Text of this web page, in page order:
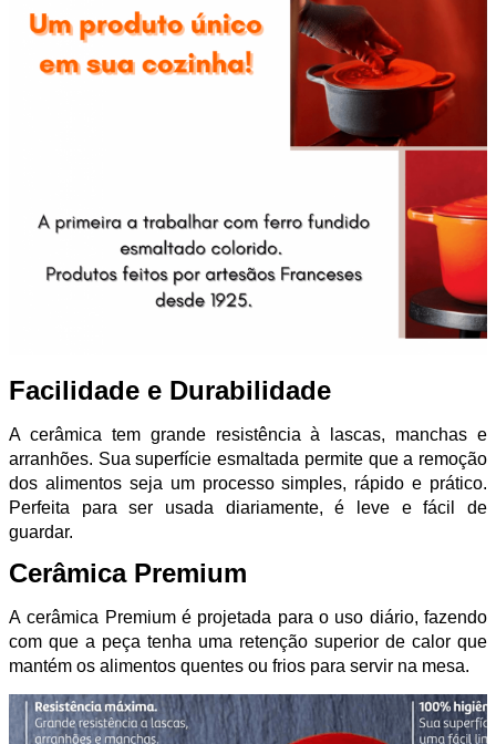
Facilidade e Durabilidade
A cerâmica tem grande resistência à lascas, manchas e
arranhões. Sua superfície esmaltada permite que a remoção
dos alimentos seja um processo simples, rápido e prático.
Perfeita para ser usada diariamente, é leve e fácil de
guardar.
Cerâmica Premium
A cerâmica Premium é projetada para o uso diário, fazendo
com que a peça tenha uma retenção superior de calor que
mantém os alimentos quentes ou frios para servir na mesa.